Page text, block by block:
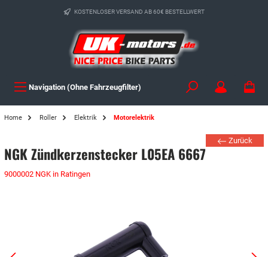
KOSTENLOSER VERSAND AB 60€ BESTELLWERT
Navigation (Ohne Fahrzeugfilter)
Home Roller Elektrik Motorelektrik
Zurück
NGK Zündkerzenstecker L05EA 6667
9000002 NGK in Ratingen